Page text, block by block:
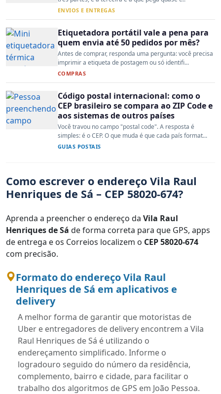
ENVIOS E ENTREGAS
Etiquetadora portátil vale a pena para
quem envia até 50 pedidos por mês?
Antes de comprar, responda uma pergunta: você precisa
imprimir a etiqueta de postagem ou só identifi...
COMPRAS
Código postal internacional: como o
CEP brasileiro se compara ao ZIP Code e
aos sistemas de outros países
Você travou no campo "postal code". A resposta é
simples: é o CEP. O que muda é que cada país format...
GUIAS POSTAIS
Como escrever o endereço Vila Raul
Henriques de Sá – CEP 58020-674?
Aprenda a preencher o endereço da Vila Raul
Henriques de Sá de forma correta para que GPS, apps
de entrega e os Correios localizem o CEP 58020-674
com precisão.
Formato do endereço Vila Raul
Henriques de Sá em aplicativos e
delivery
A melhor forma de garantir que motoristas de
Uber e entregadores de delivery encontrem a Vila
Raul Henriques de Sá é utilizando o
endereçamento simplificado. Informe o
logradouro seguido do número da residência,
complemento, bairro e cidade, para facilitar o
trabalho dos algoritmos de GPS em João Pessoa.